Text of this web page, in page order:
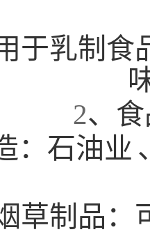
于乳制食
2、
：石油业
草制品：